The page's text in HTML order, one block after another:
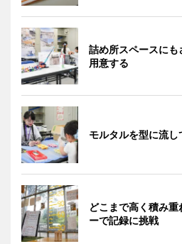
詰め所スペースに
用意する
モルタルを型に流し
どこまで高く積み
ーで記録に挑戦